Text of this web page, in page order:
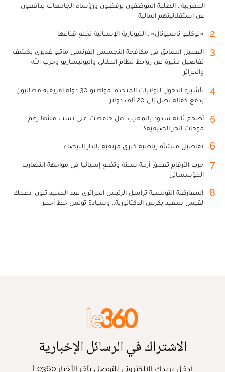
المغربية.. الطلبة الموظفون يرفضون ورؤساء الجامعات يدافعون
عن استقلاليتهم المالية
2 «نوكليو ناسيونال».. النيونازية الإسبانية تخلع قناعها
3
العميل السابق في مكافحة التجسس الفرنسي ماثيو غديري يكشف
تفاصيل مثيرة عن روابط نظام الملالي والبوليساريو وحزب الله
والجزائر
4
تأشيرة الدخول للولايات المتحدة: مواطنو 30 دولة إفريقية مطالبون
بدفع كفالة تصل إلى 20 ألف دولار
5
أضخم ثلاثة سدود بالمغرب: هل حافظت على نسب ملئها رغم
موجات الحر الصيفية؟
6 تفاصيل منشأة رياضية كبرى مرتقبة بالدار البيضاء
7
حرب الأرقام تعمق أزمة سبتة وتضع إسبانيا في مواجهة التضارب
المؤسساتي
8
المعارضة التونسية تراسل الرئيس الجزائري عبد المجيد تبون: دعمك
لقيس سعيد يكرس الدكتاتورية.. وسيادة تونس خط أحمر
الاشتراك في الرسائل الإخبارية
أدخل بريدك الإلكتروني للتوصل بآخر الأخبار Le360